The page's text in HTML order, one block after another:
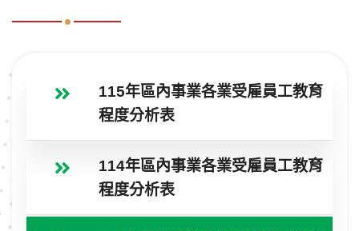
115年區內事業各業受雇員工教育
程度分析表
114年區內事業各業受雇員工教育
程度分析表